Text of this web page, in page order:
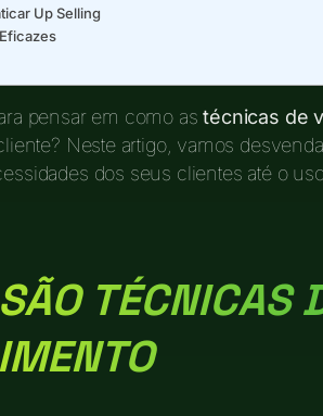
Up Selling
pensar em como astécnicas de
Neste artigo, vamos
dos seus clientes até o
TÉCNICAS